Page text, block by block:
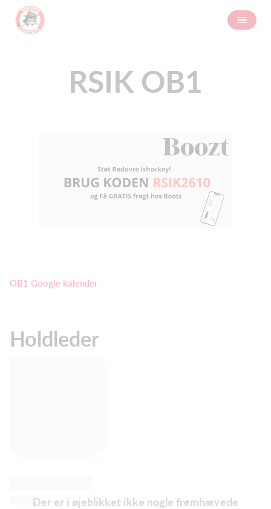
RSIK OB1
OB1 Google kalender
Holdleder
Der er i øjeblikket ikke nogle fremhævede